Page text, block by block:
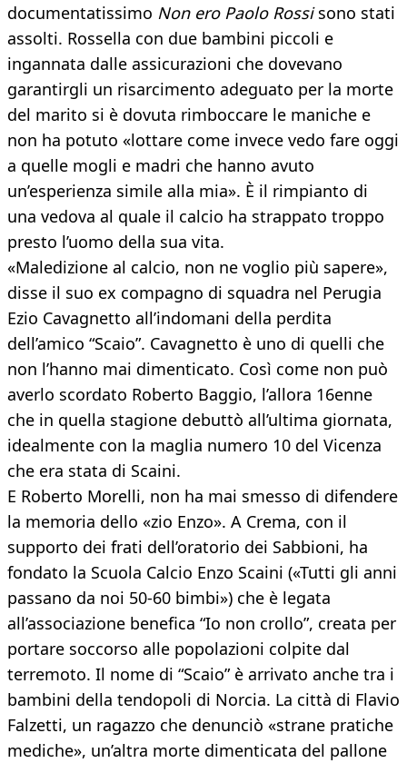
documentatissimo Non ero Paolo Rossisono stati
assolti. Rossella con due bambini piccoli e
ingannata dalle assicurazioni che dovevano
garantirgli un risarcimento adeguato per la morte
del marito si è dovuta rimboccare le maniche e
non ha potuto «lottare come invece vedo fare oggi
a quelle mogli e madri che hanno avuto
un’esperienza simile alla mia». È il rimpianto di
una vedova al quale il calcio ha strappato troppo
presto l’uomo della sua vita.
«Maledizione al calcio, non ne voglio più sapere»,
disse il suo ex compagno di squadra nel Perugia
Ezio Cavagnetto all’indomani della perdita
dell’amico “Scaio”. Cavagnetto è uno di quelli che
non l’hanno mai dimenticato. Così come non può
averlo scordato Roberto Baggio, l’allora 16enne
che in quella stagione debuttò all’ultima giornata,
idealmente con la maglia numero 10 del Vicenza
che era stata di Scaini.
E Roberto Morelli, non ha mai smesso di difendere
la memoria dello «zio Enzo». A Crema, con il
supporto dei frati dell’oratorio dei Sabbioni, ha
fondato la Scuola Calcio Enzo Scaini («Tutti gli anni
passano da noi 50-60 bimbi») che è legata
all’associazione benefica “Io non crollo”, creata per
portare soccorso alle popolazioni colpite dal
terremoto. Il nome di “Scaio” è arrivato anche tra i
bambini della tendopoli di Norcia. La città di Flavio
Falzetti, un ragazzo che denunciò «strane pratiche
mediche», un’altra morte dimenticata del pallone